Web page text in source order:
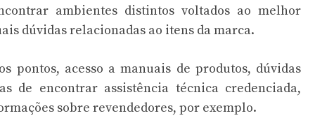
ambientes distintos voltados ao melhor
dúvidas relacionadas ao itens da marca.
pontos, acesso a manuais de produtos, dúvidas
de encontrar assistência técnica credenciada,
sobre revendedores, por exemplo.